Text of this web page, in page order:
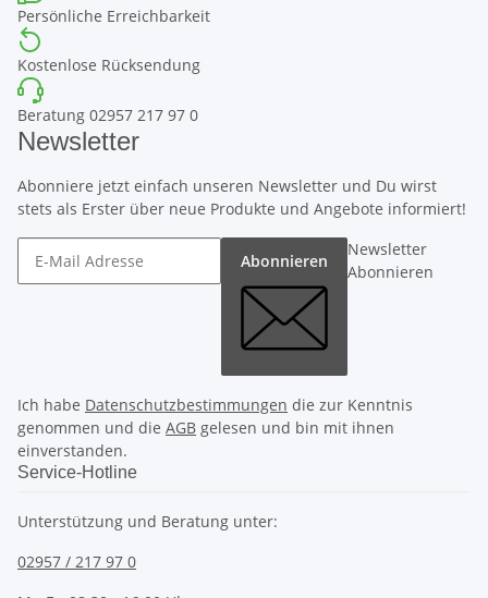
Persönliche Erreichbarkeit
Kostenlose Rücksendung
Beratung 02957 217 97 0
Newsletter
Abonniere jetzt einfach unseren Newsletter und Du wirst
stets als Erster über neue Produkte und Angebote informiert!
Abonnieren
Newsletter
Abonnieren
Ich habe Datenschutzbestimmungen die zur Kenntnis
genommen und die AGB gelesen und bin mit ihnen
einverstanden.
Service-Hotline
Unterstützung und Beratung unter:
02957 / 217 97 0